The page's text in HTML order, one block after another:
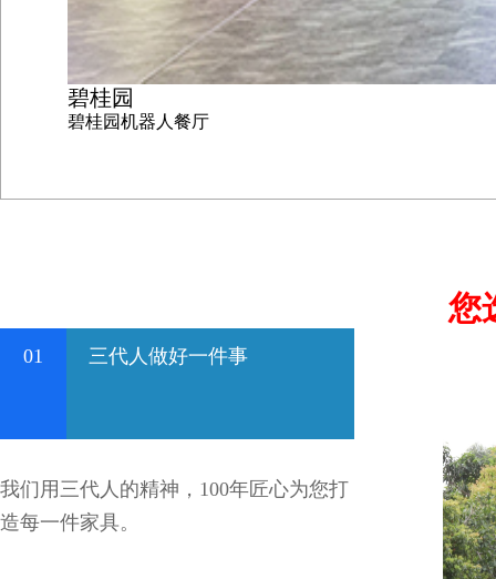
碧桂园
碧桂园机器人餐厅
您
01 三代人做好一件事
我们用三代人的精神，100年匠心为您打
造每一件家具。